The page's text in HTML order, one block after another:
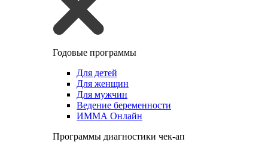
Годовые программы
Для детей
Для женщин
Для мужчин
Ведение беременности
ИММА Онлайн
Программы диагностики чек-ап